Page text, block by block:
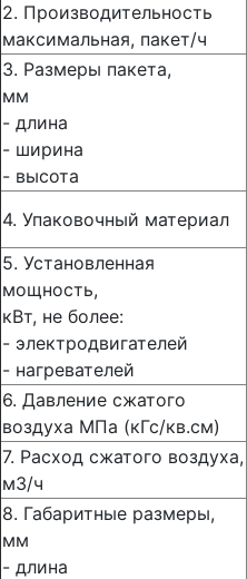
2. Производительность
максимальная, пакет/ч
3. Размеры пакета,
мм
- длина
- ширина
- высота
4. Упаковочный материал
5. Установленная
мощность,
кВт, не более:
- электродвигателей
- нагревателей
6. Давление сжатого
воздуха МПа (кГс/кв.см)
7. Расход сжатого воздуха,
м3/ч
8. Габаритные размеры,
мм
- длина